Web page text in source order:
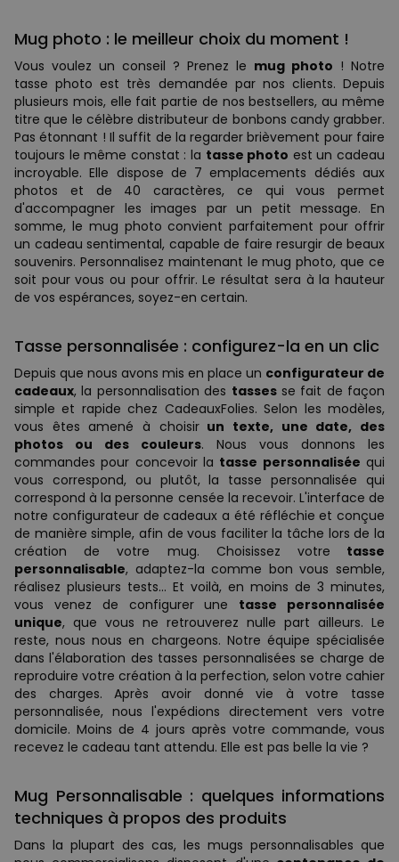
Mug photo : le meilleur choix du moment !
Vous voulez un conseil ? Prenez le mug photo ! Notre
tasse photo est très demandée par nos clients. Depuis
plusieurs mois, elle fait partie de nos bestsellers, au même
titre que le célèbre distributeur de bonbons candy grabber.
Pas étonnant ! Il suffit de la regarder brièvement pour faire
toujours le même constat : la tasse photo est un cadeau
incroyable. Elle dispose de 7 emplacements dédiés aux
photos et de 40 caractères, ce qui vous permet
d'accompagner les images par un petit message. En
somme, le mug photo convient parfaitement pour offrir
un cadeau sentimental, capable de faire resurgir de beaux
souvenirs. Personnalisez maintenant le mug photo, que ce
soit pour vous ou pour offrir. Le résultat sera à la hauteur
de vos espérances, soyez-en certain.
Tasse personnalisée : configurez-la en un clic
Depuis que nous avons mis en place un configurateur de
cadeaux, la personnalisation des tassesse fait de façon
simple et rapide chez CadeauxFolies. Selon les modèles,
vous êtes amené à choisirun texte, une date, des
photos ou des couleurs. Nous vous donnons les
commandes pour concevoir la tasse personnalisée qui
vous correspond, ou plutôt, la tasse personnalisée qui
correspond à la personne censée la recevoir. L'interface de
notre configurateur de cadeaux a été réfléchie et conçue
de manière simple, afin de vous faciliter la tâche lors de la
création de votre mug. Choisissez votre tasse
personnalisable, adaptez-la comme bon vous semble,
réalisez plusieurs tests... Et voilà, en moins de 3 minutes,
vous venez de configurer une tasse personnalisée
unique, que vous ne retrouverez nulle part ailleurs. Le
reste, nous nous en chargeons. Notre équipe spécialisée
dans l'élaboration des tasses personnalisées se charge de
reproduire votre création à la perfection, selon votre cahier
des charges. Après avoir donné vie à votre tasse
personnalisée, nous l'expédions directement vers votre
domicile. Moins de 4 jours après votre commande, vous
recevez le cadeau tant attendu. Elle est pas belle la vie ?
Mug Personnalisable : quelques informations
techniques à propos des produits
Dans la plupart des cas, les mugs personnalisables que